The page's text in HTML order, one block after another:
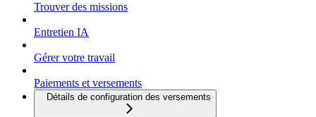
Trouver des missions
Entretien IA
Gérer votre travail
Paiements et versements
Détails de configuration des versements